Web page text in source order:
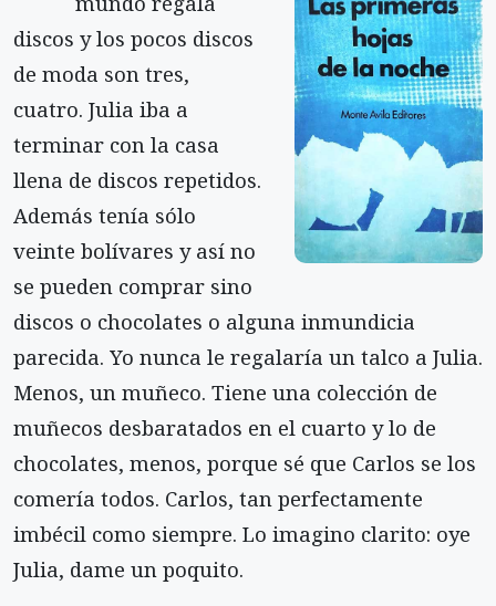
discos y los pocos discos
de moda son tres,
cuatro. Julia iba a
terminar con la casa
llena de discos repetidos.
Además tenía sólo
veinte bolívares y así no
se pueden comprar sino
discos o chocolates o alguna inmundicia
parecida. Yo nunca le regalaría un talco a Julia.
Menos, un muñeco. Tiene una colección de
muñecos desbaratados en el cuarto y lo de
chocolates, menos, porque sé que Carlos se los
comería todos. Carlos, tan perfectamente
imbécil como siempre. Lo imagino clarito: oye
Julia, dame un poquito.